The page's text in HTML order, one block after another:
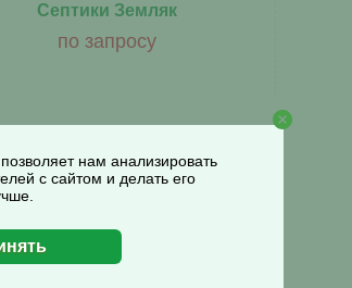
Септики Земляк
по запросу
Септики Росток
нам анализировать
с сайтом и делать его